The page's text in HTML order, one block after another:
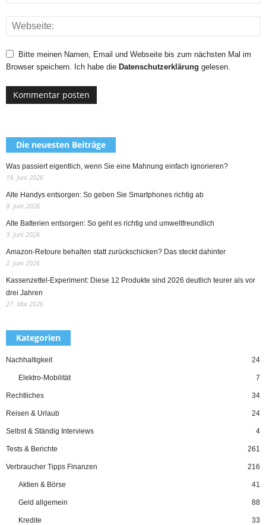
Bitte meinen Namen, Email und Webseite bis zum nächsten Mal im
Browser speichern. Ich habe die Datenschutzerklärung gelesen.
Die neuesten Beiträge
Was passiert eigentlich, wenn Sie eine Mahnung einfach ignorieren?
18. Juni 2026
Alte Handys entsorgen: So geben Sie Smartphones richtig ab
8. Juni 2026
Alte Batterien entsorgen: So geht es richtig und umweltfreundlich
3. Juni 2026
Amazon-Retoure behalten statt zurückschicken? Das steckt dahinter
2. Juni 2026
Kassenzettel-Experiment: Diese 12 Produkte sind 2026 deutlich teurer als vor
drei Jahren
27. Mai 2026
Kategorien
Nachhaltigkeit 24
Elektro-Mobilität 7
Rechtliches 34
Reisen & Urlaub 24
Selbst & Ständig Interviews 4
Tests & Berichte 261
Verbraucher Tipps Finanzen 216
Aktien & Börse 41
Geld allgemein 88
Kredite 33